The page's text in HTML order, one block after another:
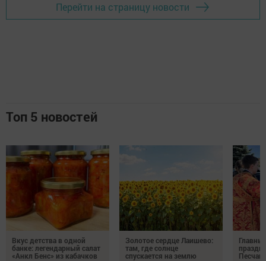
Перейти на страницу новости
Топ 5 новостей
Вкус детства в одной
банке: легендарный салат
«Анкл Бенс» из кабачков
Золотое сердце Лаишево:
там, где солнце
спускается на землю